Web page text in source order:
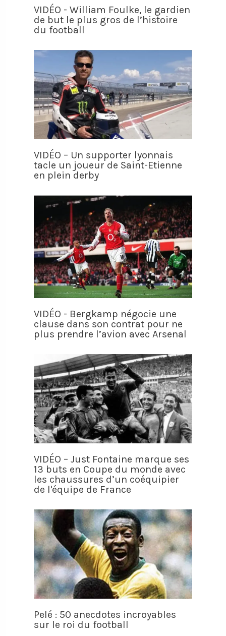
VIDÉO - William Foulke, le gardien
de but le plus gros de l’histoire
du football
VIDÉO – Un supporter lyonnais
tacle un joueur de Saint-Etienne
en plein derby
VIDÉO - Bergkamp négocie une
clause dans son contrat pour ne
plus prendre l’avion avec Arsenal
VIDÉO – Just Fontaine marque ses
13 buts en Coupe du monde avec
les chaussures d’un coéquipier
de l'équipe de France
Pelé : 50 anecdotes incroyables
sur le roi du football